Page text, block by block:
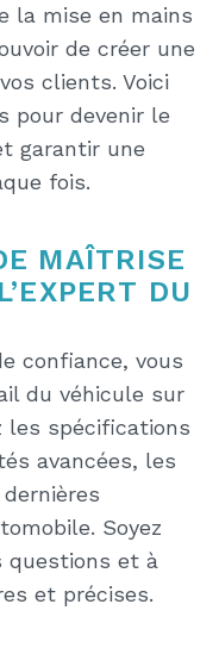
la mise en mains
de créer une
clients. Voici
pour devenir le
garantir une
fois.
MAÎTRISE
DU
confiance, vous
du véhicule sur
les spécifications
avancées, les
Soyez
questions et à
et précises.